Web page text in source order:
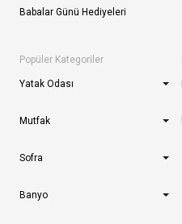
Babalar Günü Hediyeleri
Popüler Kategoriler
Yatak Odası
Mutfak
Sofra
Banyo